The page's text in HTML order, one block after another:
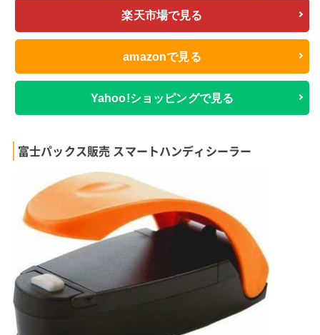
楽天市場で見る
amazonで見る
Yahoo!ショッピングで見る
富士パックス販売 スマートハンディシーラー